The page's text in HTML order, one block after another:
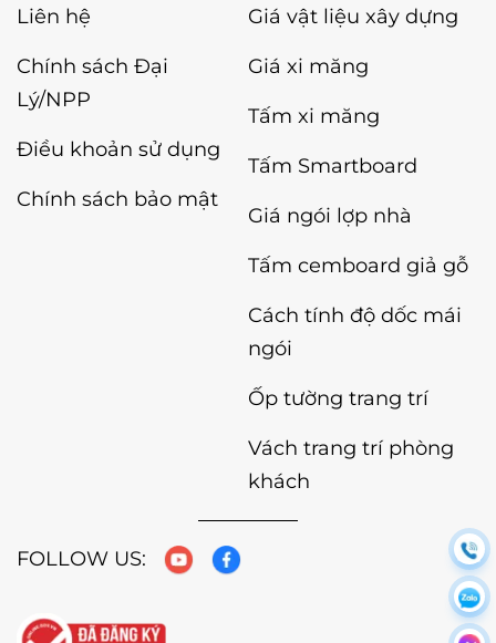
Liên hệ
Chính sách Đại
Lý/NPP
Điều khoản sử dụng
Chính sách bảo mật
Giá vật liệu xây dựng
Giá xi măng
Tấm xi măng
Tấm Smartboard
Giá ngói lợp nhà
Tấm cemboard giả gỗ
Cách tính độ dốc mái
ngói
Ốp tường trang trí
Vách trang trí phòng
khách
FOLLOW US: